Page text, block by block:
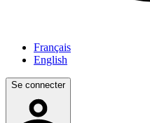
Français
English
Se connecter